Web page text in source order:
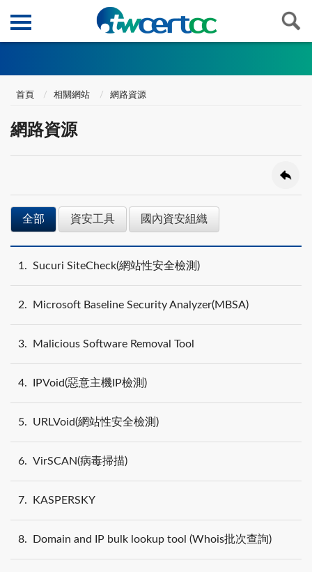
首頁 相關網站 網路資源
網路資源
全部 資安工具 國內資安組織
1 Sucuri SiteCheck(網站性安全檢測)
2 Microsoft Baseline Security Analyzer(MBSA)
3 Malicious Software Removal Tool
4 IPVoid(惡意主機IP檢測)
5 URLVoid(網站性安全檢測)
6 VirSCAN(病毒掃描)
7 KASPERSKY
8 Domain and IP bulk lookup tool (Whois批次查詢)